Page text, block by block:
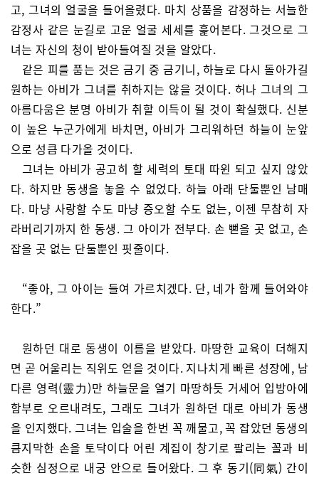
고, 그녀의 얼굴을 들어올렸다. 마치 상품을 감정하는 서늘한
감정사 같은 눈길로 고운 얼굴 세세를 훑어본다. 그것으로 그
녀는 자신의 청이 받아들여질 것을 알았다.
같은 피를 품는 것은 금기 중 금기니, 하늘로 다시 돌아가길
원하는 아비가 그녀를 취하지는 않을 것이다. 허나 그녀의 그
아름다움은 분명 아비가 취할 이득이 될 것이 확실했다. 신분
이 높은 누군가에게 바치면, 아비가 그리워하던 하늘이 눈앞
으로 성큼 다가올 것이다.
그녀는 아비가 공고히 할 세력의 토대 따윈 되고 싶지 않았
다. 하지만 동생을 놓을 수 없었다. 하늘 아래 단둘뿐인 남매
다. 마냥 사랑할 수도 마냥 증오할 수도 없는, 이젠 무참히 자
라버리기까지 한 동생. 그 아이가 전부다. 손 뻗을 곳 없고, 손
잡을 곳 없는 단둘뿐인 핏줄이다.
“좋아, 그 아이는 들여 가르치겠다. 단, 네가 함께 들어와야
한다.”
원하던 대로 동생이 이름을 받았다. 마땅한 교육이 더해지
면 곧 어울리는 직위도 얻을 것이다. 지나치게 빠른 성장에, 남
다른 영력(靈力)만 하늘문을 열기 마땅하듯 거세어 입방아에
함부로 오르내려도, 그래도 그녀가 원하던 대로 아비가 동생
을 인지했다. 그녀는 입술을 한번 꼭 깨물고, 꼭 잡았던 동생의
큼지막한 손을 토닥이다 어린 계집이 창기로 팔리는 꼴과 비
슷한 심정으로 내궁 안으로 들어왔다. 그 후 동기(同氣) 간이